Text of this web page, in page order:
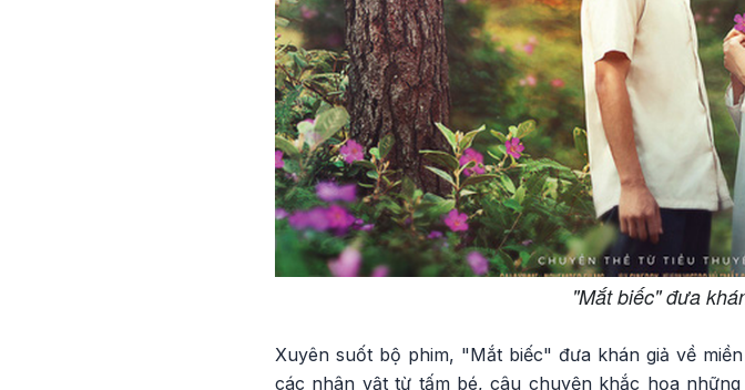
"Mắt biếc" đưa
Xuyên suốt bộ phim, "Mắt biếc" đưa khán giả về
các nhân vật từ tấm bé, câu chuyện khắc họa